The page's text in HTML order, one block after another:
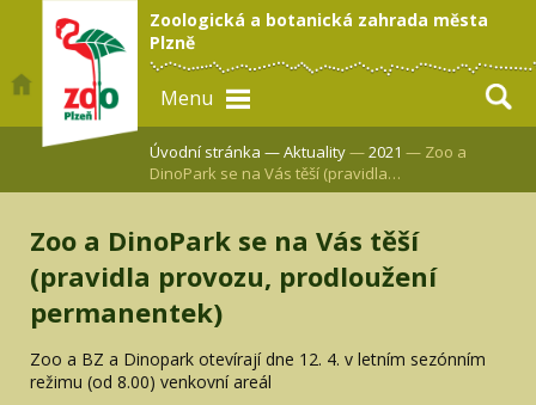
Zoologická a botanická zahrada města
Plzně
Menu
Úvodní stránka —Aktuality—2021 — Zoo a
DinoPark se na Vás těší (pravidla…
Zoo a DinoPark se na Vás těší
(pravidla provozu, prodloužení
permanentek)
Zoo a BZ a Dinopark otevírají dne 12. 4. v letním sezónním
režimu (od 8.00) venkovní areál